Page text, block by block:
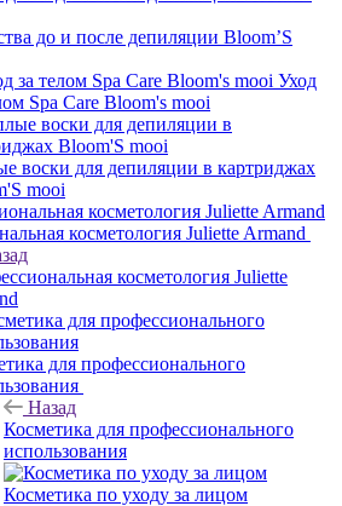
до и после депиляции Bloom’S
Уход
Spa Care Bloom's mooi
воски для депиляции в картриджах
mooi
косметология Juliette Armand
косметология Juliette
для профессионального
Назад
Косметика для профессионального
использования
Косметика по уходу за лицом